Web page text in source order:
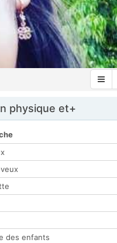
physique et+
des enfants